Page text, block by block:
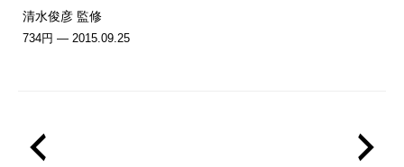
清水俊彦 監修
734円 — 2015.09.25